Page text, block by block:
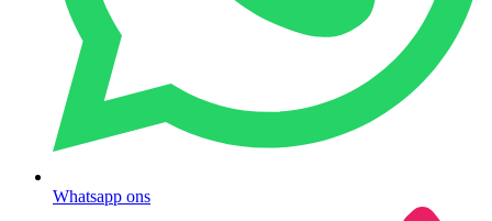
Whatsapp ons